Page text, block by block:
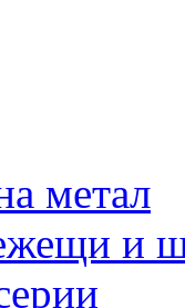
метал
и